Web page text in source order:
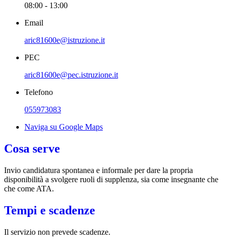
08:00 - 13:00
Email
aric81600e@istruzione.it
PEC
aric81600e@pec.istruzione.it
Telefono
055973083
Naviga su Google Maps
Cosa serve
Invio candidatura spontanea e informale per dare la propria
disponibilità a svolgere ruoli di supplenza, sia come insegnante che
che come ATA.
Tempi e scadenze
Il servizio non prevede scadenze.